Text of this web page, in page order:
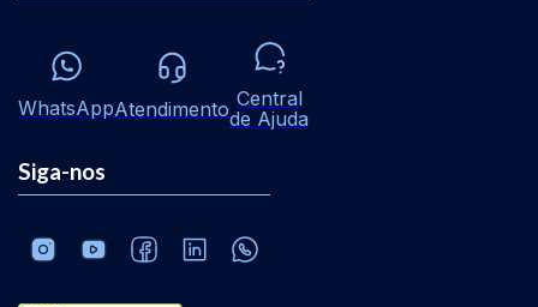
WhatsAppAtendimento Central
de Ajuda
Siga-nos